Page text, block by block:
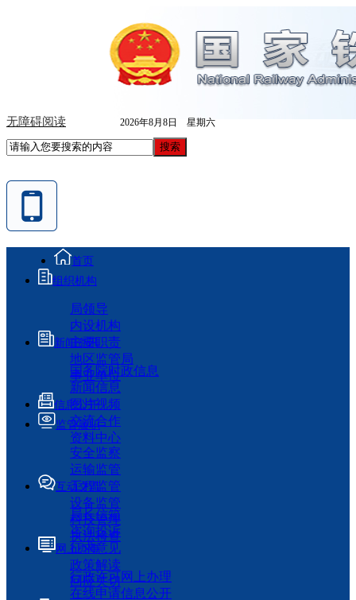
无障碍阅读 2026年8月8日 星期六
首页
组织机构
局领导
内设机构
主要职责
地区监管局
事业单位
新闻资讯
国务院时政信息
新闻信息
图片视频
交流合作
资料中心
信息公开
监管履职
安全监察
运输监管
工程监管
设备监管
科技管理
执法检查
互动交流
局长信箱
咨询投诉
征求意见
政策解读
回应关切
网上办事
行政许可网上办理
在线申请信息公开